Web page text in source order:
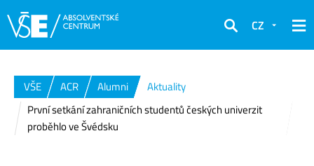
Hledat
CZ
VŠE ACR Alumni
Aktuality
První setkání zahraničních studentů českých univerzit
proběhlo ve Švédsku